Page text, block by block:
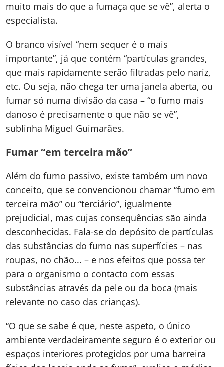
muito mais do que a fumaça que se vê”, alerta o
especialista.
O branco visível “nem sequer é o mais
importante”, já que contém “partículas grandes,
que mais rapidamente serão filtradas pelo nariz,
etc. Ou seja, não chega ter uma janela aberta, ou
fumar só numa divisão da casa – “o fumo mais
danoso é precisamente o que não se vê”,
sublinha Miguel Guimarães.
Fumar “em terceira mão”
Além do fumo passivo, existe também um novo
conceito, que se convencionou chamar “fumo em
terceira mão” ou “terciário”, igualmente
prejudicial, mas cujas consequências são ainda
desconhecidas. Fala-se do depósito de partículas
das substâncias do fumo nas superfícies – nas
roupas, no chão... – e nos efeitos que possa ter
para o organismo o contacto com essas
substâncias através da pele ou da boca (mais
relevante no caso das crianças).
“O que se sabe é que, neste aspeto, o único
ambiente verdadeiramente seguro é o exterior ou
espaços interiores protegidos por uma barreira